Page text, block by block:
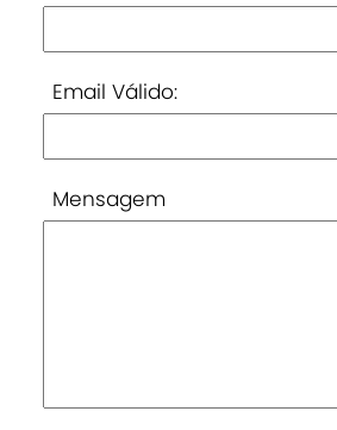
Email Válido:
Mensagem